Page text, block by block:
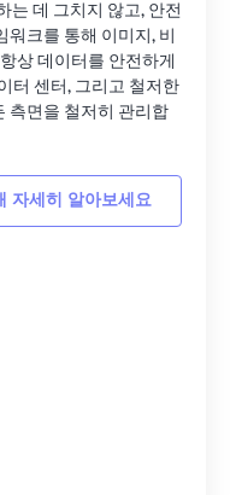
는 데 그치지 않고, 안전
크를 통해 이미지, 비
상 데이터를 안전하게
터 센터, 그리고 철저한
측면을 철저히 관리합
자세히 알아보세요